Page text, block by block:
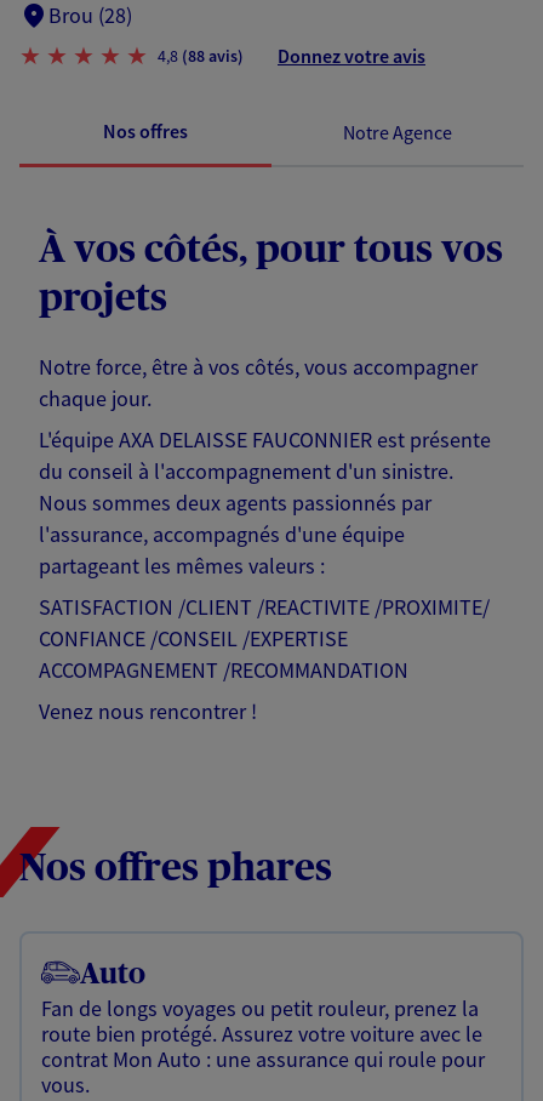
Brou (28)
4,8 (88 avis) Donnez votre avis
Nos offres Notre Agence
À vos côtés, pour tous vos
projets
Notre force, être à vos côtés, vous accompagner
chaque jour.
L'équipe AXA DELAISSE FAUCONNIER est présente
du conseil à l'accompagnement d'un sinistre.
Nous sommes deux agents passionnés par
l'assurance, accompagnés d'une équipe
partageant les mêmes valeurs :
SATISFACTION /CLIENT /REACTIVITE /PROXIMITE/
CONFIANCE /CONSEIL /EXPERTISE
ACCOMPAGNEMENT /RECOMMANDATION
Venez nous rencontrer !
Nos offres phares
Auto
Fan de longs voyages ou petit rouleur, prenez la
route bien protégé. Assurez votre voiture avec le
contrat Mon Auto : une assurance qui roule pour
vous.